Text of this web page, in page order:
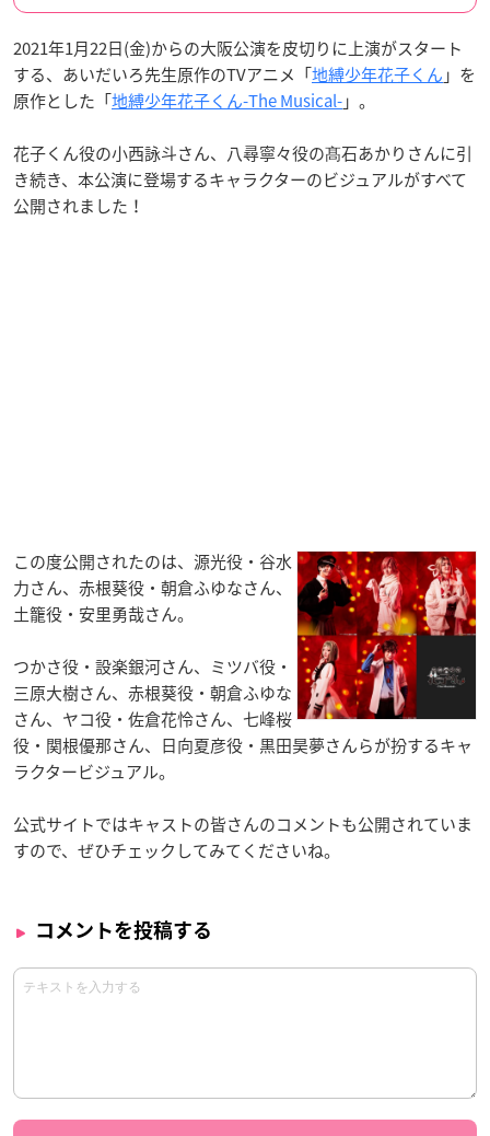
2021年1月22日(金)からの大阪公演を皮切りに上演がスタート
する、あいだいろ先生原作のTVアニメ「地縛少年花子くん 」を
原作とした「地縛少年花子くん-The Musical-」。
花子くん役の小西詠斗さん、八尋寧々役の髙石あかりさんに引
き続き、本公演に登場するキャラクターのビジュアルがすべて
公開されました！
この度公開されたのは、源光役・谷水
力さん、赤根葵役・朝倉ふゆなさん、
土籠役・安里勇哉さん。
つかさ役・設楽銀河さん、ミツバ役・
三原大樹さん、赤根葵役・朝倉ふゆな
さん、ヤコ役・佐倉花怜さん、七峰桜
役・関根優那さん、日向夏彦役・黒田昊夢さんらが扮するキャ
ラクタービジュアル。
公式サイトではキャストの皆さんのコメントも公開されていま
すので、ぜひチェックしてみてくださいね。
コメントを投稿する